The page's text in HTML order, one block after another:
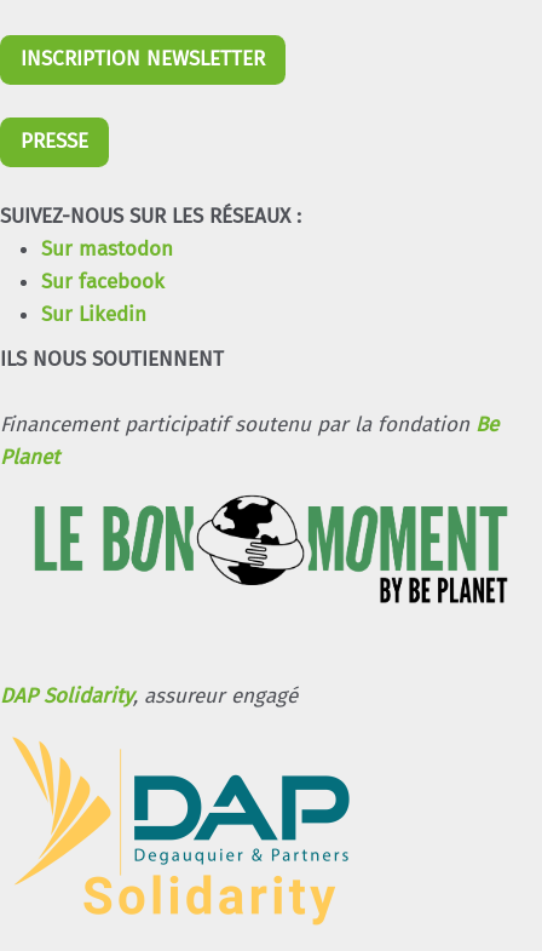
INSCRIPTION NEWSLETTER
PRESSE
SUIVEZ-NOUS SUR LES RÉSEAUX :
Sur mastodon
Sur facebook
Sur Likedin
ILS NOUS SOUTIENNENT
Financement participatif soutenu par la fondation Be
Planet
DAP Solidarity, assureur engagé